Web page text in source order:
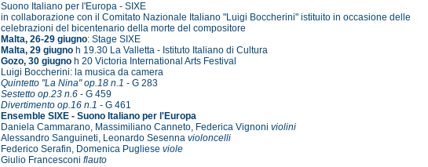
Suono Italiano per l'Europa - SIXE
in collaborazione con il Comitato Nazionale Italiano "Luigi Boccherini" istituito in occasione delle
celebrazioni del bicentenario della morte del compositore
Malta, 26-29 giugno: Stage SIXE
Malta, 29 giugno h 19.30 La Valletta - Istituto Italiano di Cultura
Gozo, 30 giugno h 20 Victoria International Arts Festival
Luigi Boccherini: la musica da camera
Quintetto "La Nina" op.18 n.1 - G 283
Sestetto op.23 n.6 - G 459
Divertimento op.16 n.1 - G 461
Ensemble SIXE - Suono Italiano per l'Europa
Daniela Cammarano, Massimiliano Canneto, Federica Vignoni violini
Alessandro Sanguineti, Leonardo Sesenna violoncelli
Federico Serafin, Domenica Pugliese viole
Giulio Francesconi flauto